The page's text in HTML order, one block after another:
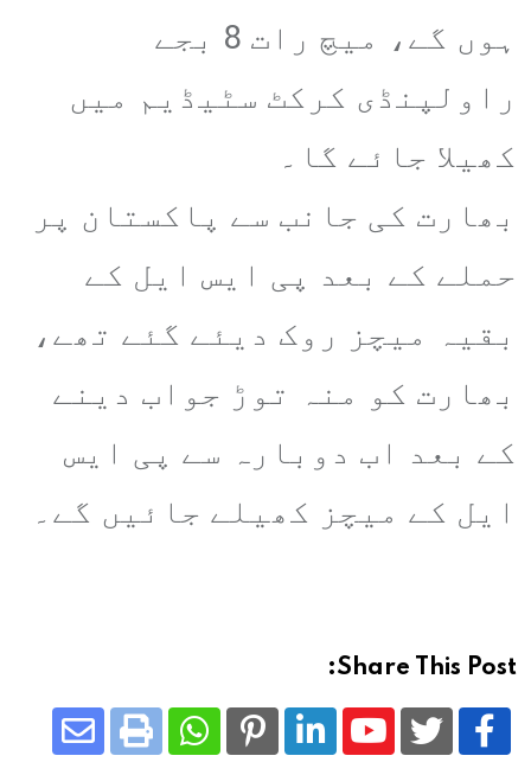
ہوں گے، میچ رات 8 بجے
راولپنڈی کرکٹ سٹیڈیم میں
کھیلا جائے گا۔
بھارت کی جانب سے پاکستان پر
حملے کے بعد پی ایس ایل کے
بقیہ میچز روک دیئے گئے تھے،
بھارت کو منہ توڑ جواب دینے
کے بعد اب دوبارہ سے پی ایس
ایل کے میچز کھیلے جائیں گے۔
Share This Post:
Youtube
LinkedIn
Pinterest
Whatsapp
Print